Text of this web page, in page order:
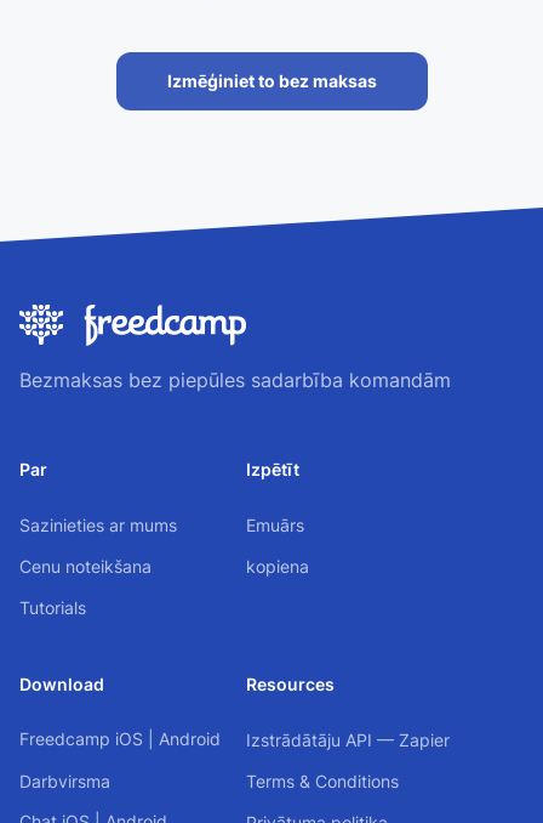
Izmēģiniet to bez maksas
Bezmaksas bez piepūles sadarbība komandām
Par
Sazinieties ar mums
Cenu noteikšana
Tutorials
Izpētīt
Emuārs
kopiena
Download
Freedcamp iOS Android
Darbvirsma
Resources
Izstrādātāju API — Zapier
Terms & Conditions